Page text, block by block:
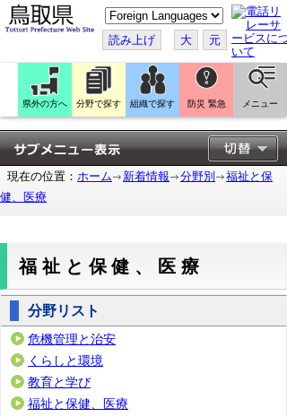
こ
の
ペ
ー
ジ
翻
訳
す
る
読み上げ 大 元
県外の方へ 分野で探す 組織で探す 防災 緊急 メニュー
現在の位置： ホーム 新着情報 分野別
福祉と保
健、医療
福祉と保健、医療
分野リスト
危機管理と治安
くらしと環境
教育と学び
福祉と保健、医療